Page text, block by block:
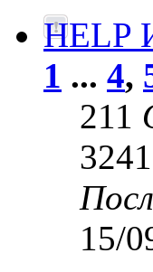
HELP
1 ... 4,
211
15/